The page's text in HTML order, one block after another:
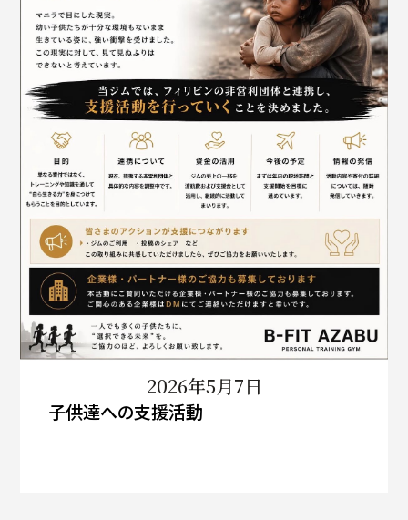
2026年5月7日
子供達への支援活動